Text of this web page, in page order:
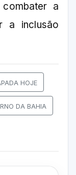
a
a inclusão
HOJE
DA BAHIA